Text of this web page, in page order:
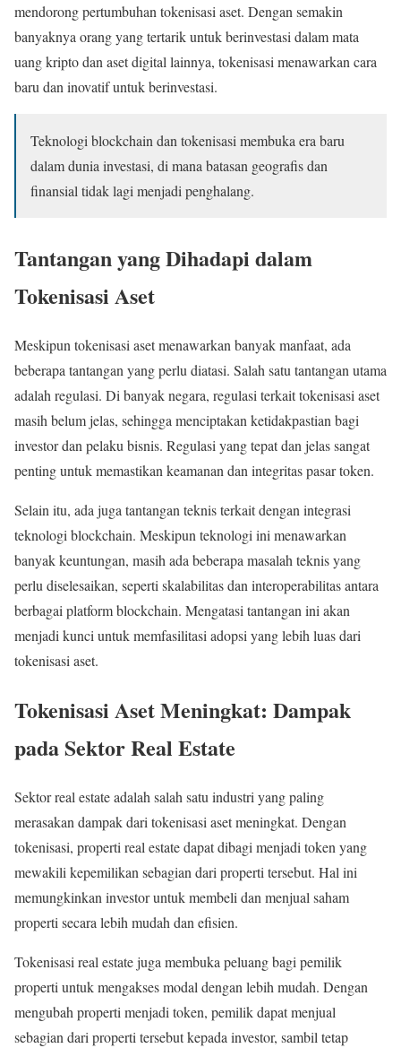
mendorong pertumbuhan tokenisasi aset. Dengan semakin
banyaknya orang yang tertarik untuk berinvestasi dalam mata
uang kripto dan aset digital lainnya, tokenisasi menawarkan cara
baru dan inovatif untuk berinvestasi.
Teknologi blockchain dan tokenisasi membuka era baru
dalam dunia investasi, di mana batasan geografis dan
finansial tidak lagi menjadi penghalang.
Tantangan yang Dihadapi dalam
Tokenisasi Aset
Meskipun tokenisasi aset menawarkan banyak manfaat, ada
beberapa tantangan yang perlu diatasi. Salah satu tantangan utama
adalah regulasi. Di banyak negara, regulasi terkait tokenisasi aset
masih belum jelas, sehingga menciptakan ketidakpastian bagi
investor dan pelaku bisnis. Regulasi yang tepat dan jelas sangat
penting untuk memastikan keamanan dan integritas pasar token.
Selain itu, ada juga tantangan teknis terkait dengan integrasi
teknologi blockchain. Meskipun teknologi ini menawarkan
banyak keuntungan, masih ada beberapa masalah teknis yang
perlu diselesaikan, seperti skalabilitas dan interoperabilitas antara
berbagai platform blockchain. Mengatasi tantangan ini akan
menjadi kunci untuk memfasilitasi adopsi yang lebih luas dari
tokenisasi aset.
Tokenisasi Aset Meningkat: Dampak
pada Sektor Real Estate
Sektor real estate adalah salah satu industri yang paling
merasakan dampak dari tokenisasi aset meningkat. Dengan
tokenisasi, properti real estate dapat dibagi menjadi token yang
mewakili kepemilikan sebagian dari properti tersebut. Hal ini
memungkinkan investor untuk membeli dan menjual saham
properti secara lebih mudah dan efisien.
Tokenisasi real estate juga membuka peluang bagi pemilik
properti untuk mengakses modal dengan lebih mudah. Dengan
mengubah properti menjadi token, pemilik dapat menjual
sebagian dari properti tersebut kepada investor, sambil tetap